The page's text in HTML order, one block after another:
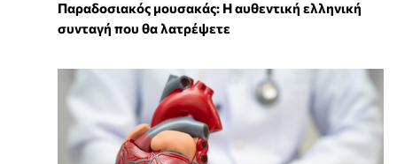
Παραδοσιακός μουσακάς: Η αυθεντική ελληνική
συνταγή που θα λατρέψετε